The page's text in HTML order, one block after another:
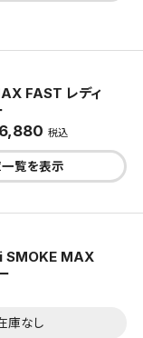
FAST レディ
税込
覧を表示
SMOKE MAX
庫なし